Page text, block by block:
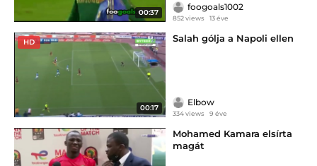
00:37
foogoals1002
852 views 13 éve
HD
00:17
Salah gólja a Napoli ellen
Elbow
334 views 9 éve
Mohamed Kamara elsírta
magát